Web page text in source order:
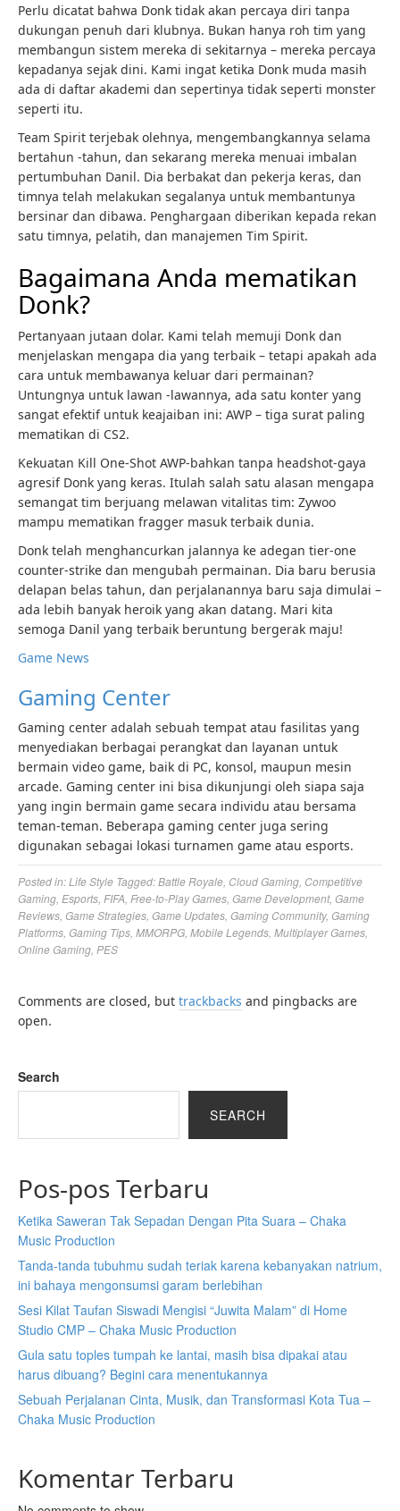
Perlu dicatat bahwa Donk tidak akan percaya diri tanpa
dukungan penuh dari klubnya. Bukan hanya roh tim yang
membangun sistem mereka di sekitarnya – mereka percaya
kepadanya sejak dini. Kami ingat ketika Donk muda masih
ada di daftar akademi dan sepertinya tidak seperti monster
seperti itu.
Team Spirit terjebak olehnya, mengembangkannya selama
bertahun -tahun, dan sekarang mereka menuai imbalan
pertumbuhan Danil. Dia berbakat dan pekerja keras, dan
timnya telah melakukan segalanya untuk membantunya
bersinar dan dibawa. Penghargaan diberikan kepada rekan
satu timnya, pelatih, dan manajemen Tim Spirit.
Bagaimana Anda mematikan
Donk?
Pertanyaan jutaan dolar. Kami telah memuji Donk dan
menjelaskan mengapa dia yang terbaik – tetapi apakah ada
cara untuk membawanya keluar dari permainan?
Untungnya untuk lawan -lawannya, ada satu konter yang
sangat efektif untuk keajaiban ini: AWP – tiga surat paling
mematikan di CS2.
Kekuatan Kill One-Shot AWP-bahkan tanpa headshot-gaya
agresif Donk yang keras. Itulah salah satu alasan mengapa
semangat tim berjuang melawan vitalitas tim: Zywoo
mampu mematikan fragger masuk terbaik dunia.
Donk telah menghancurkan jalannya ke adegan tier-one
counter-strike dan mengubah permainan. Dia baru berusia
delapan belas tahun, dan perjalanannya baru saja dimulai –
ada lebih banyak heroik yang akan datang. Mari kita
semoga Danil yang terbaik beruntung bergerak maju!
Game News
Gaming Center
Gaming center adalah sebuah tempat atau fasilitas yang
menyediakan berbagai perangkat dan layanan untuk
bermain video game, baik di PC, konsol, maupun mesin
arcade. Gaming center ini bisa dikunjungi oleh siapa saja
yang ingin bermain game secara individu atau bersama
teman-teman. Beberapa gaming center juga sering
digunakan sebagai lokasi turnamen game atau esports.
Posted in:Life Style Tagged:Battle Royale Cloud Gaming Competitive
Gaming Esports FIFA Free-to-Play Games Game Development, Game
Reviews Game Strategies Game Updates Gaming Community, Gaming
Platforms Gaming Tips MMORPG Mobile Legends Multiplayer Games
Online Gaming PES
Comments are closed, but trackbacks and pingbacks are
open.
Search
SEARCH
Pos-pos Terbaru
Ketika Saweran Tak Sepadan Dengan Pita Suara – Chaka
Music Production
Tanda-tanda tubuhmu sudah teriak karena kebanyakan natrium,
ini bahaya mengonsumsi garam berlebihan
Sesi Kilat Taufan Siswadi Mengisi “Juwita Malam” di Home
Studio CMP – Chaka Music Production
Gula satu toples tumpah ke lantai, masih bisa dipakai atau
harus dibuang? Begini cara menentukannya
Sebuah Perjalanan Cinta, Musik, dan Transformasi Kota Tua –
Chaka Music Production
Komentar Terbaru